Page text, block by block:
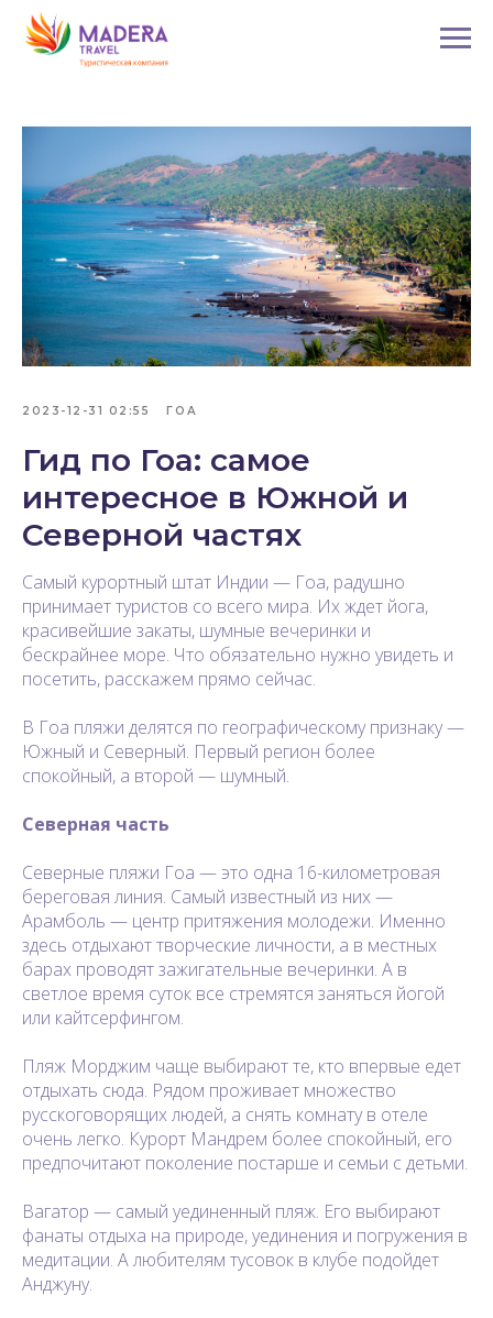
2023-12-31 02:55 ГОА
Гид по Гоа: самое
интересное в Южной и
Северной частях
Самый курортный штат Индии — Гоа, радушно
принимает туристов со всего мира. Их ждет йога,
красивейшие закаты, шумные вечеринки и
бескрайнее море. Что обязательно нужно увидеть и
посетить, расскажем прямо сейчас.
В Гоа пляжи делятся по географическому признаку —
Южный и Северный. Первый регион более
спокойный, а второй — шумный.
Северная часть
Северные пляжи Гоа — это одна 16-километровая
береговая линия. Самый известный из них —
Арамболь — центр притяжения молодежи. Именно
здесь отдыхают творческие личности, а в местных
барах проводят зажигательные вечеринки. А в
светлое время суток все стремятся заняться йогой
или кайтсерфингом.
Пляж Морджим чаще выбирают те, кто впервые едет
отдыхать сюда. Рядом проживает множество
русскоговорящих людей, а снять комнату в отеле
очень легко. Курорт Мандрем более спокойный, его
предпочитают поколение постарше и семьи с детьми.
Вагатор — самый уединенный пляж. Его выбирают
фанаты отдыха на природе, уединения и погружения в
медитации. А любителям тусовок в клубе подойдет
Анджуну.